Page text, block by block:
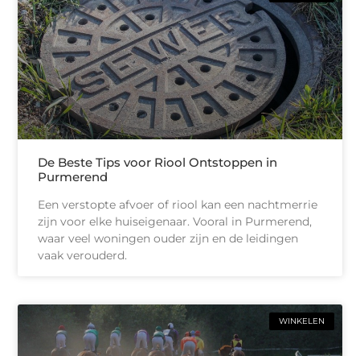
De Beste Tips voor Riool Ontstoppen in
Purmerend
Een verstopte afvoer of riool kan een nachtmerrie
zijn voor elke huiseigenaar. Vooral in Purmerend,
waar veel woningen ouder zijn en de leidingen
vaak verouderd.
WINKELEN